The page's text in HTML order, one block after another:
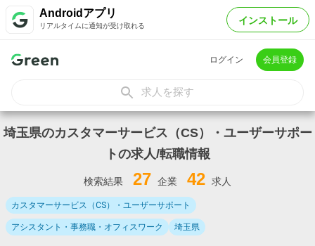
Androidアプリ
リアルタイムに通知が受け取れる インストール
ログイン 会員登録
求人を探す
埼玉県のカスタマーサービス（CS）・ユーザーサポー
トの求人/転職情報
検索結果 27 企業 42 求人
カスタマーサービス（CS）・ユーザーサポート
アシスタント・事務職・オフィスワーク 埼玉県